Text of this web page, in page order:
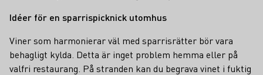
Idéer för en sparrispicknick utomhus
Viner som harmonierar väl med sparrisrätter bör vara
behagligt kylda. Detta är inget problem hemma eller på
valfri restaurang. På stranden kan du begrava vinet i fuktig